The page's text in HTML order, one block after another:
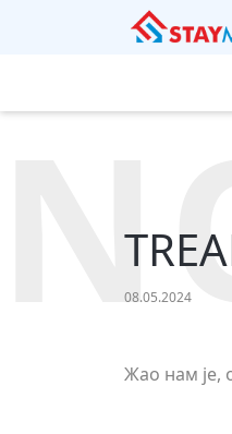
08.05.2024
Жао нам је,